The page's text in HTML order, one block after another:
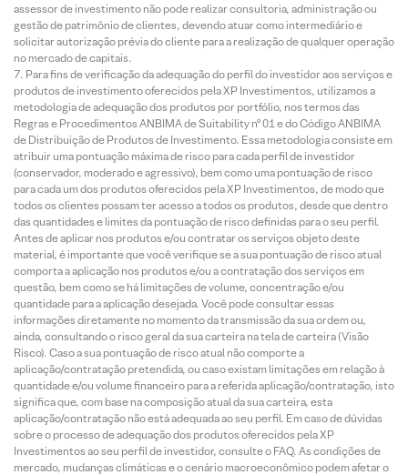
assessor de investimento não pode realizar consultoria, administração ou
gestão de patrimônio de clientes, devendo atuar como intermediário e
solicitar autorização prévia do cliente para a realização de qualquer operação
no mercado de capitais.
Para fins de verificação da adequação do perfil do investidor aos serviços e
produtos de investimento oferecidos pela XP Investimentos, utilizamos a
metodologia de adequação dos produtos por portfólio, nos termos das
Regras e Procedimentos ANBIMA de Suitability nº 01 e do Código ANBIMA
de Distribuição de Produtos de Investimento. Essa metodologia consiste em
atribuir uma pontuação máxima de risco para cada perfil de investidor
(conservador, moderado e agressivo), bem como uma pontuação de risco
para cada um dos produtos oferecidos pela XP Investimentos, de modo que
todos os clientes possam ter acesso a todos os produtos, desde que dentro
das quantidades e limites da pontuação de risco definidas para o seu perfil.
Antes de aplicar nos produtos e/ou contratar os serviços objeto deste
material, é importante que você verifique se a sua pontuação de risco atual
comporta a aplicação nos produtos e/ou a contratação dos serviços em
questão, bem como se há limitações de volume, concentração e/ou
quantidade para a aplicação desejada. Você pode consultar essas
informações diretamente no momento da transmissão da sua ordem ou,
ainda, consultando o risco geral da sua carteira na tela de carteira (Visão
Risco). Caso a sua pontuação de risco atual não comporte a
aplicação/contratação pretendida, ou caso existam limitações em relação à
quantidade e/ou volume financeiro para a referida aplicação/contratação, isto
significa que, com base na composição atual da sua carteira, esta
aplicação/contratação não está adequada ao seu perfil. Em caso de dúvidas
sobre o processo de adequação dos produtos oferecidos pela XP
Investimentos ao seu perfil de investidor, consulte o FAQ. As condições de
mercado, mudanças climáticas e o cenário macroeconômico podem afetar o